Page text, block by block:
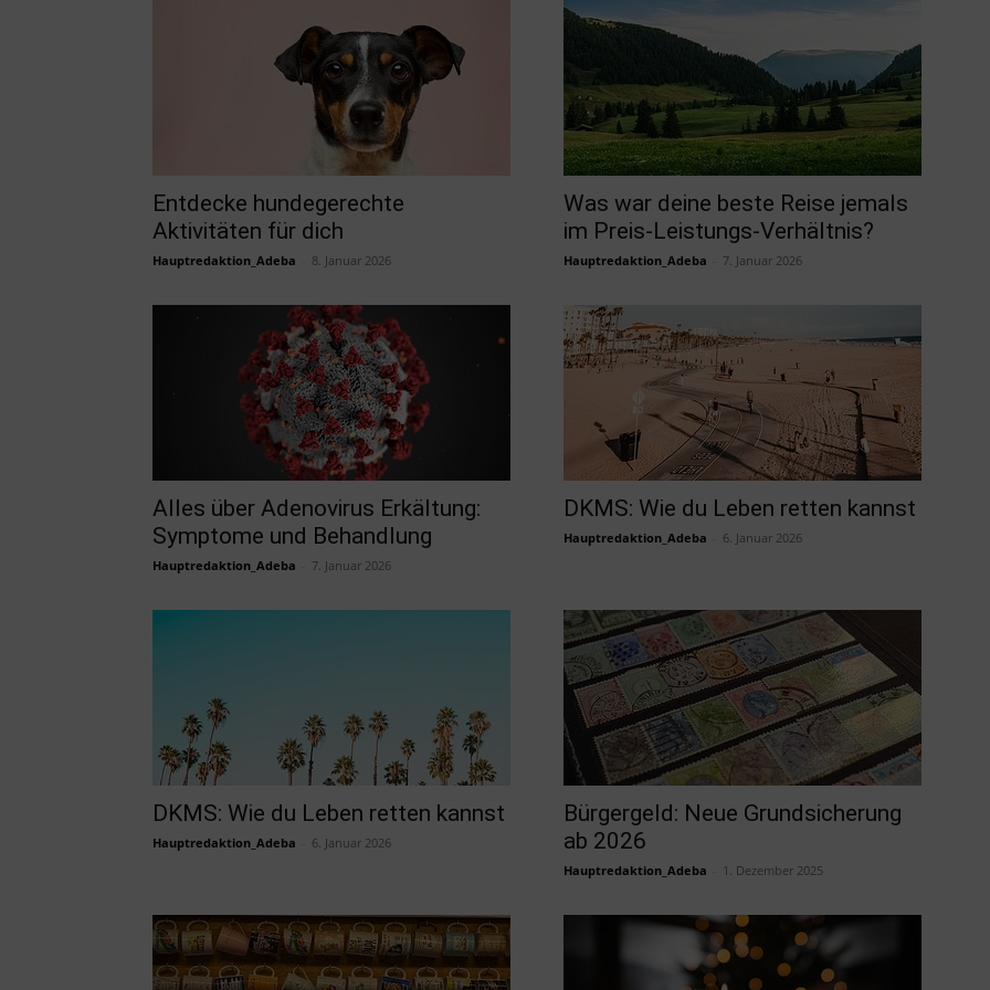
Entdecke hundegerechte
Aktivitäten für dich
Hauptredaktion_Adeba 8. Januar 2026
Was war deine beste Reise jemals
im Preis-Leistungs-Verhältnis?
Hauptredaktion_Adeba 7. Januar 2026
Alles über Adenovirus Erkältung:
Symptome und Behandlung
Hauptredaktion_Adeba 7. Januar 2026
DKMS: Wie du Leben retten kannst
Hauptredaktion_Adeba 6. Januar 2026
DKMS: Wie du Leben retten kannst
Hauptredaktion_Adeba 6. Januar 2026
Bürgergeld: Neue Grundsicherung
ab 2026
Hauptredaktion_Adeba 1. Dezember 2025